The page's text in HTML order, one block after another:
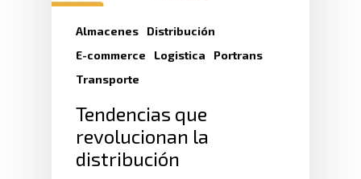
Almacenes
Distribución
E-commerce
Logistica
Portrans
Transporte
Tendencias que
revolucionan la
distribución